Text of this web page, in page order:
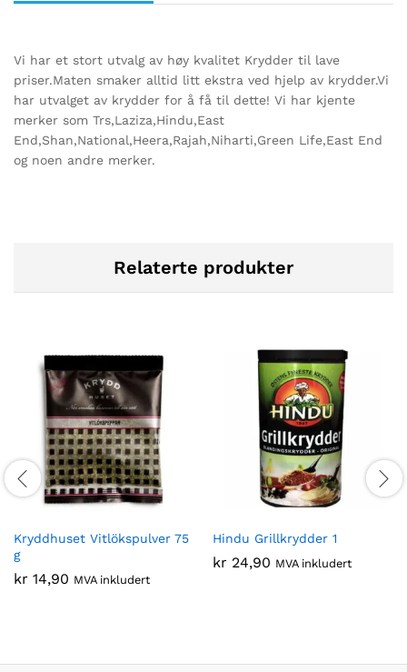
Vi har et stort utvalg av høy kvalitet Krydder til lave
priser.Maten smaker alltid litt ekstra ved hjelp av krydder.Vi
har utvalget av krydder for å få til dette! Vi har kjente
merker som Trs,Laziza,Hindu,East
End,Shan,National,Heera,Rajah,Niharti,Green Life,East End
og noen andre merker.
Relaterte produkter
Kryddhuset Vitlökspulver 75
g
kr 14,90 MVA inkludert
Hindu Grillkrydder 1
kr 24,90 MVA inkludert